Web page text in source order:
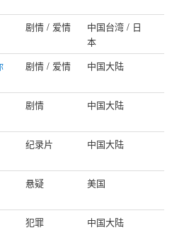
剧情 / 爱情
中国台湾 / 日
本
剧情 / 爱情 中国大陆
剧情 中国大陆
纪录片 中国大陆
悬疑 美国
犯罪 中国大陆